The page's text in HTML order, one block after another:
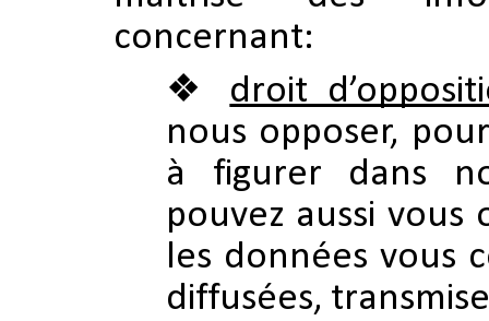
concernant:
droit
nous opposer,
à figurer dans
pouvez aussi vous
les données vous
diffusées,